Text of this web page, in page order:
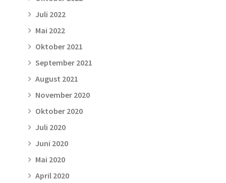
Juli 2022
Mai 2022
Oktober 2021
September 2021
August 2021
November 2020
Oktober 2020
Juli 2020
Juni 2020
Mai 2020
April 2020